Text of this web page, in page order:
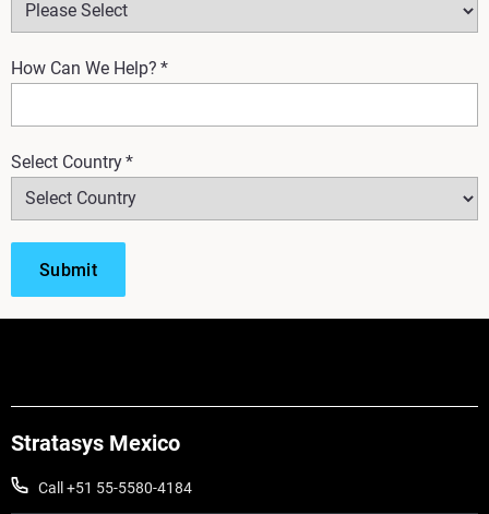
How Can We Help? *
Select Country*
Stratasys Mexico
Call +51 55-5580-4184